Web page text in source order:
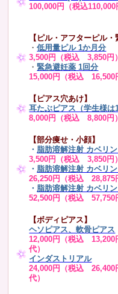
100,000円（税込110,000
【ピル・アフターピル・
・低用量ピル 1か月分
3,500円（税込 3,850円）
・緊急避妊薬 1回分
15,000円（税込 16,500
【ピアス穴あけ】
耳たぶピアス（学生様は
8,000円（税込 8,800円
【部分痩せ・小顔】
・ 脂肪溶解注射 カベリ
3,500円（税込 3,850円）
・ 脂肪溶解注射 カベリ
26,250円（税込 28,875
・ 脂肪溶解注射 カベリ
52,500円（税込 57,750
【ボディピアス】
ヘソピアス、軟骨ピアス
12,000円（税込 13,200
代）
インダストリアル
24,000円（税込 26,400
代）